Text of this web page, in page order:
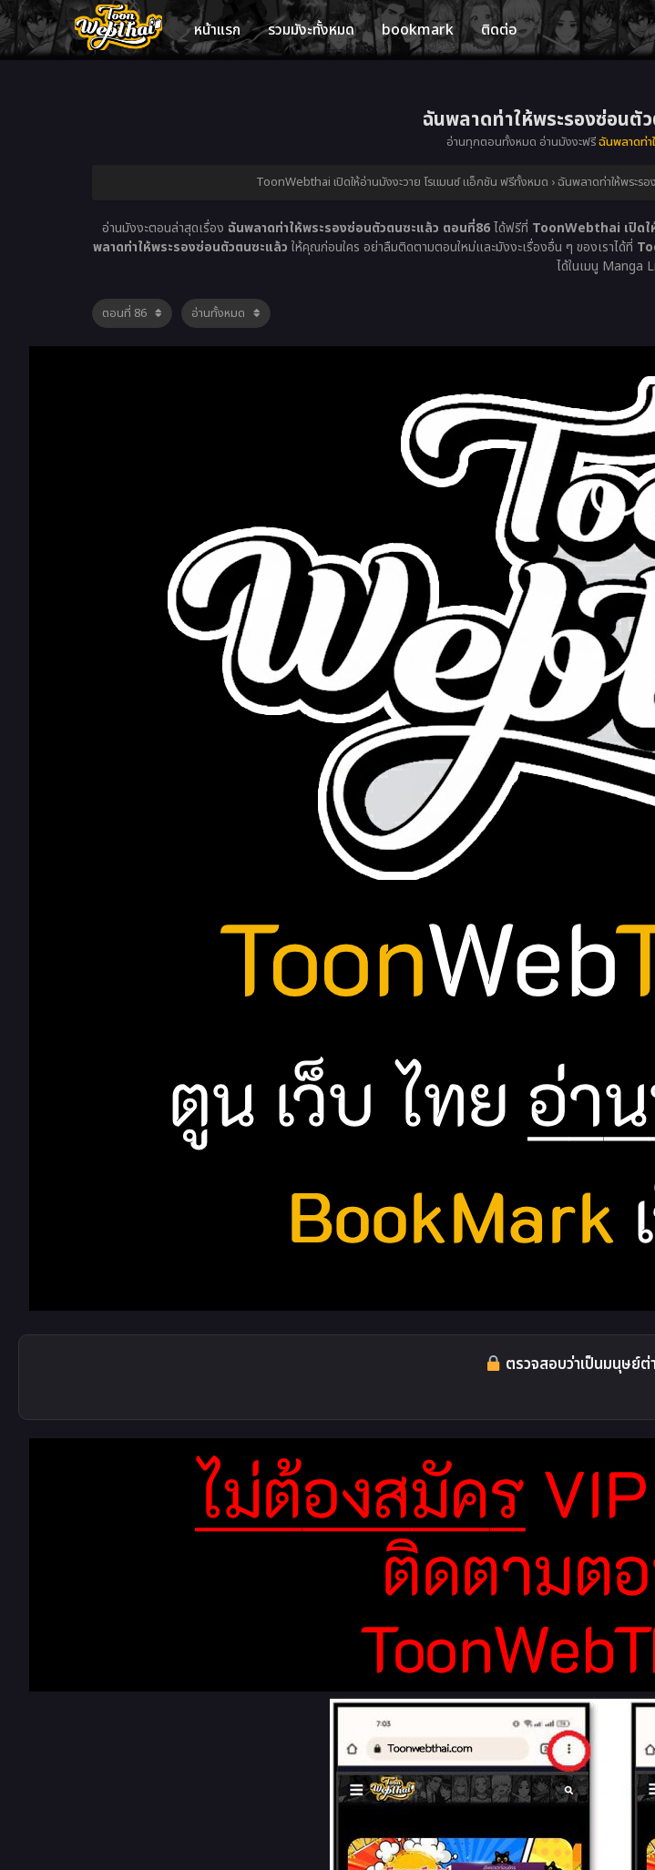
หน้าแรก รวมมังะทั้งหมด bookmark ติดต่อ
ฉันพลาดท่าให้พระรองซ่อนตั
อ่านทุกตอนทั้งหมด อ่านมังงะฟรีฉันพลาดท่า
ToonWebthai เปิดให้อ่านมังงะวาย โรแมนซ์ แอ็กชัน ฟรีทั้งหมด › ฉันพลาดท่าให้พระร
อ่านมังงะตอนล่าสุดเรื่อง ฉันพลาดท่าให้พระรองซ่อนตัวตนซะแล้ว ตอนที่86ได้ฟรีที่ ToonWebthai เปิดใ
พลาดท่าให้พระรองซ่อนตัวตนซะแล้ว ให้คุณก่อนใคร อย่าลืมติดตามตอนใหม่และมังงะเรื่องอื่น ๆ ของเราได้ที่
ได้ในเมนู Manga
ตรวจสอบว่าเป็นมนุษย์ต่